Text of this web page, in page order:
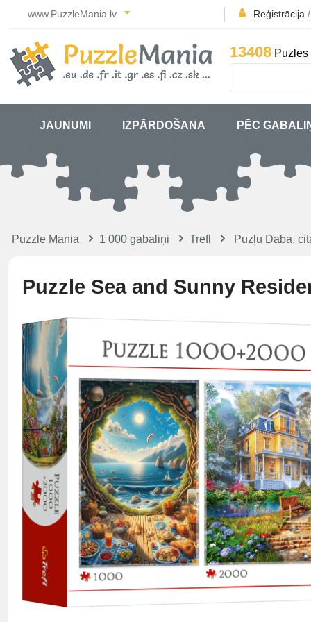
www.PuzzleMania.lv Reģistrācija /
13408 Puzles
JAUNUMI IZPĀRDOŠANA PĒC
Puzzle Mania 1 000 gabaliņi Trefl Puzļu Daba,
Puzzle Sea and Sunny